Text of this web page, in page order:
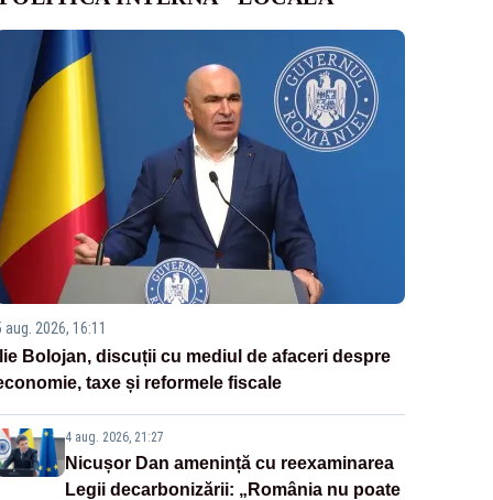
aug. 2026, 16:11
Ilie Bolojan, discuții cu mediul de afaceri despre
taxe și reformele fiscale
4 aug. 2026, 21:27
Nicușor Dan amenință cu reexaminarea
Legii decarbonizării: „România nu poate